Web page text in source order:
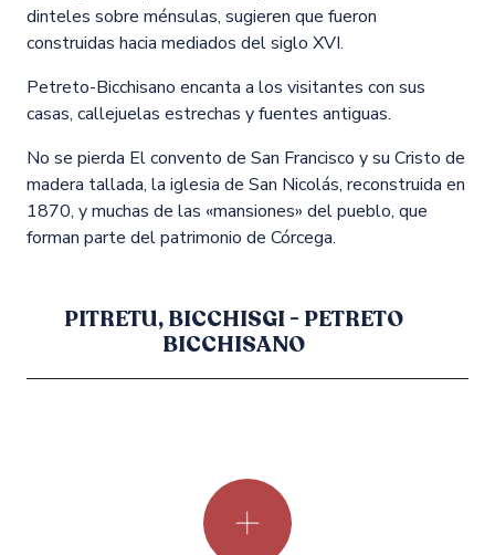
dinteles sobre ménsulas, sugieren que fueron
construidas hacia mediados del siglo XVI.
Petreto-Bicchisano encanta a los visitantes con sus
casas, callejuelas estrechas y fuentes antiguas.
No se pierda El convento de San Francisco y su Cristo de
madera tallada, la iglesia de San Nicolás, reconstruida en
1870, y muchas de las «mansiones» del pueblo, que
forman parte del patrimonio de Córcega.
PITRETU, BICCHISGI - PETRETO
BICCHISANO